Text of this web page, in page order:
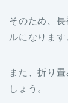
そのため、
ルになります
また、折り
しょう。